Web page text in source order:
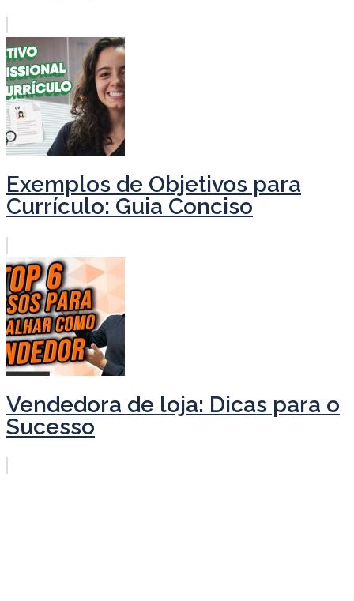
Exemplos de Objetivos para
Currículo: Guia Conciso
Vendedora de loja: Dicas para o
Sucesso